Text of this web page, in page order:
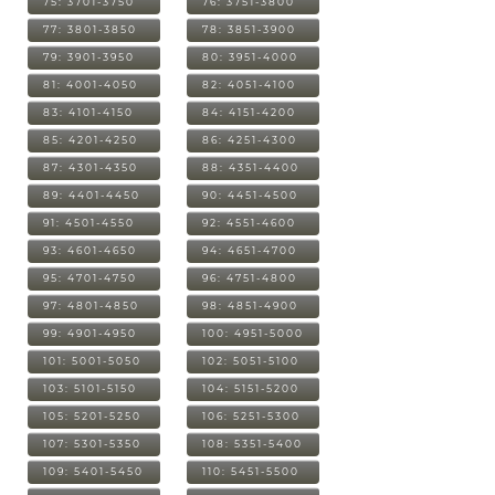
77: 3801-3850 78: 3851-3900
79: 3901-3950 80: 3951-4000
81: 4001-4050 82: 4051-4100
83: 4101-4150 84: 4151-4200
85: 4201-4250 86: 4251-4300
87: 4301-4350 88: 4351-4400
89: 4401-4450 90: 4451-4500
91: 4501-4550 92: 4551-4600
93: 4601-4650 94: 4651-4700
95: 4701-4750 96: 4751-4800
97: 4801-4850 98: 4851-4900
99: 4901-4950 100: 4951-5000
101: 5001-5050 102: 5051-5100
103: 5101-5150 104: 5151-5200
105: 5201-5250 106: 5251-5300
107: 5301-5350 108: 5351-5400
109: 5401-5450 110: 5451-5500